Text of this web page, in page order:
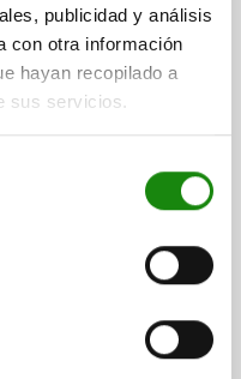
publicidad y análisis
con otra información
hayan recopilado a
sus servicios.